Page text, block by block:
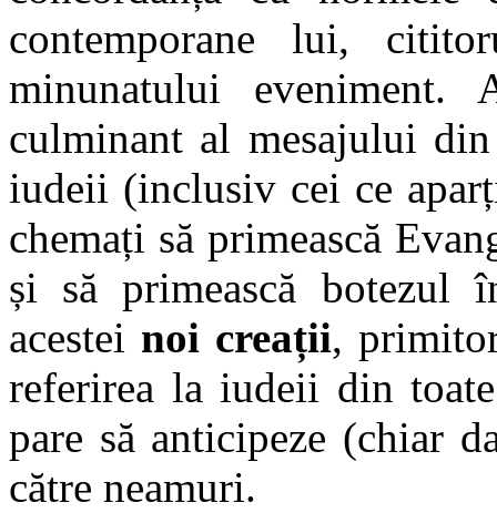
contemporane lui,
minunatului eveniment.
culminant al mesajului
iudeii (inclusiv cei ce
chemați să primească
și să primească botezul
acestei noi creații,
referirea la iudeii din
pare să anticipeze (chiar
către neamuri.